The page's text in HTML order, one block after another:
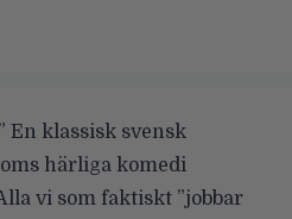
En klassisk svensk
härliga komedi
vi som faktiskt ”jobbar